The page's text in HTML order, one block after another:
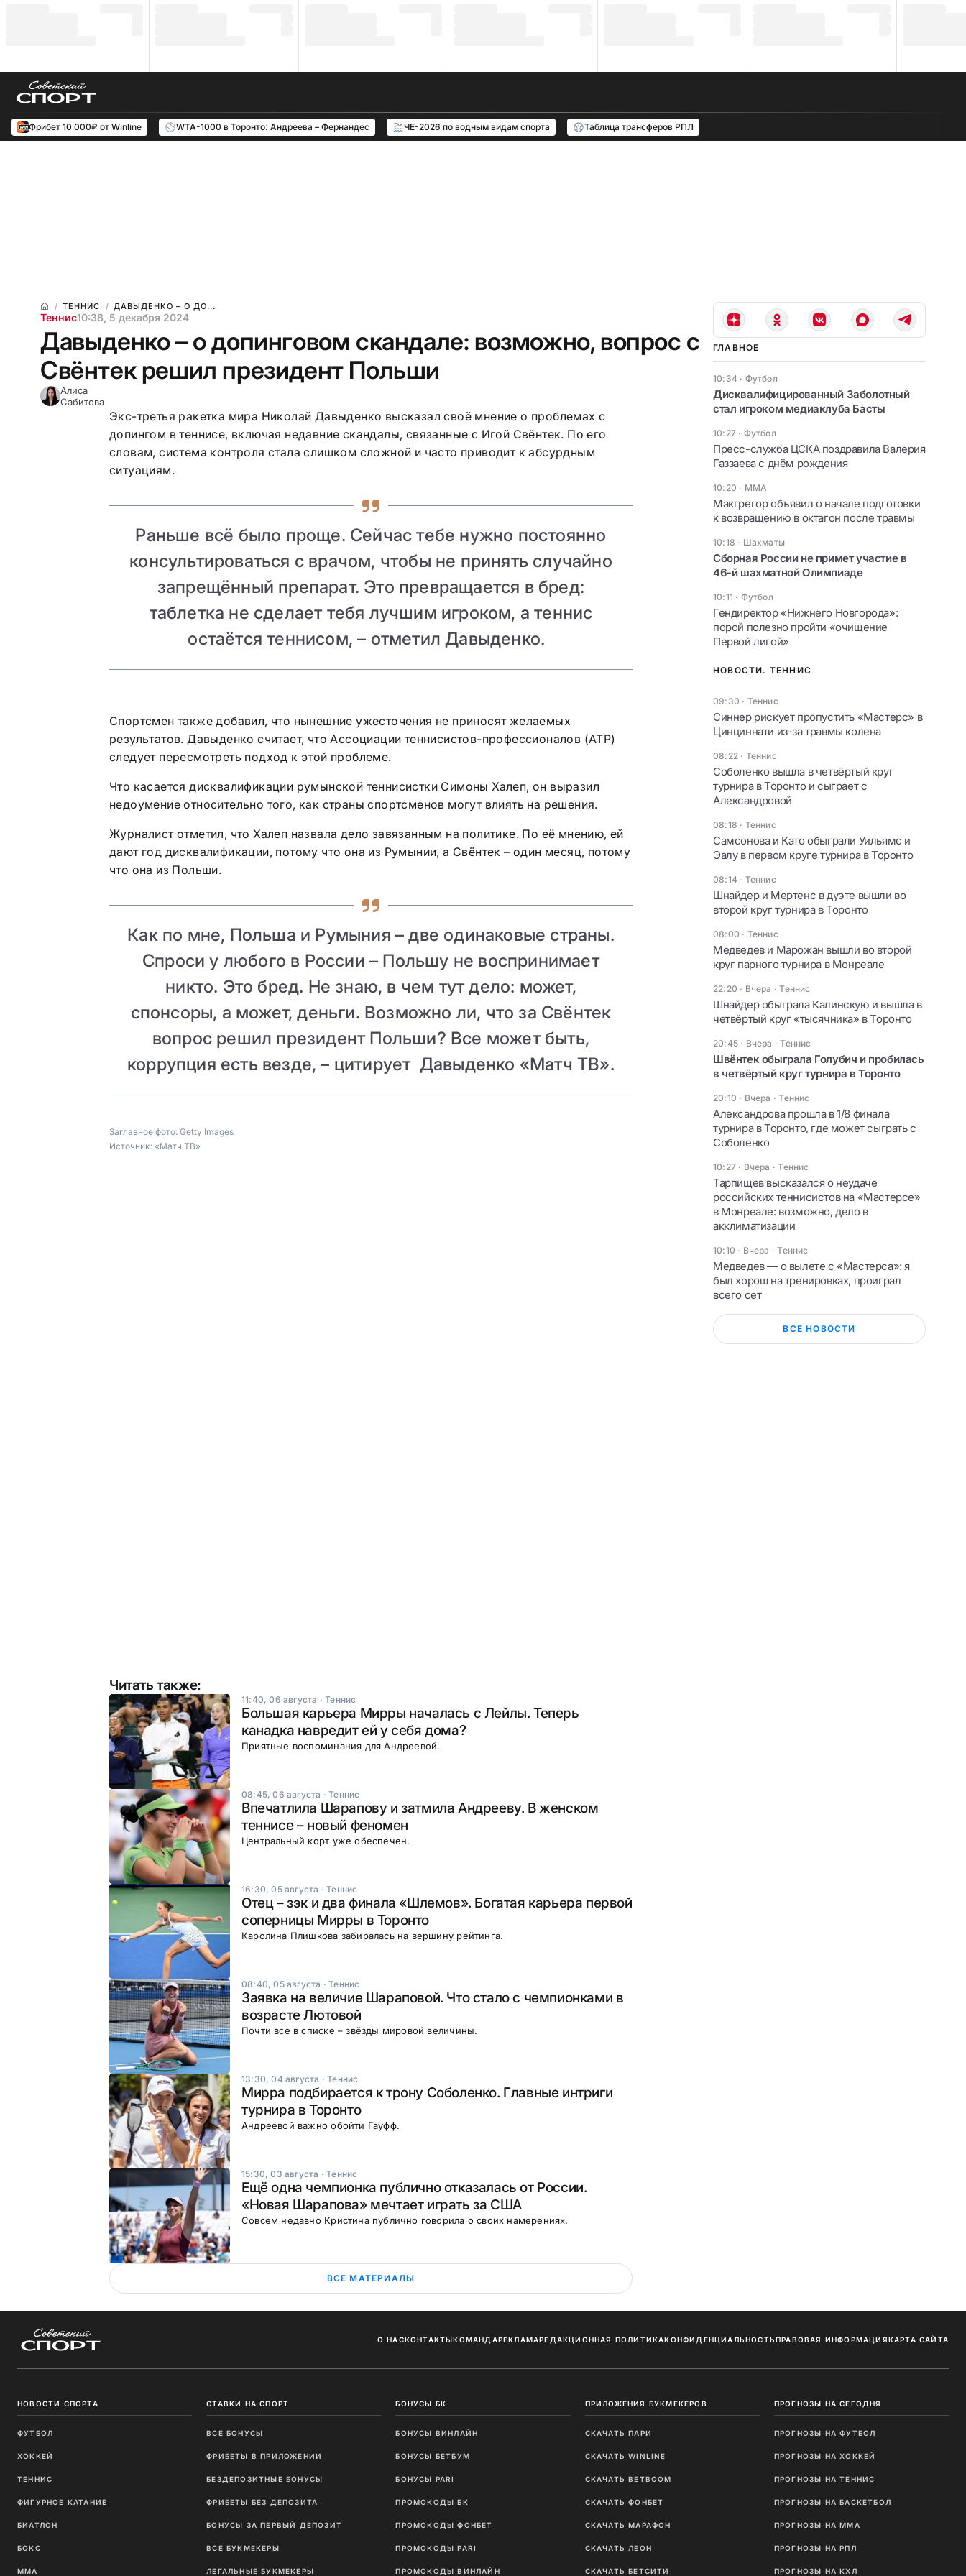
Фрибет 10 000₽ от Winline WTA-1000 в Торонто: Андреева – Фернандес ЧЕ-2026 по водным видам спорта Таблица трансферов РПЛ
ТЕННИС ДАВЫДЕНКО – О ДО...
Теннис10:38, 5 декабря 2024
Давыденко – о допинговом скандале: возможно, вопрос с
Свёнтек решил президент Польши
Алиса
Сабитова
Экс-третья ракетка мира Николай Давыденко высказал своё мнение о проблемах с
допингом в теннисе, включая недавние скандалы, связанные с Игой Свёнтек. По его
словам, система контроля стала слишком сложной и часто приводит к абсурдным
ситуациям.
Раньше всё было проще. Сейчас тебе нужно постоянно
консультироваться с врачом, чтобы не принять случайно
запрещённый препарат. Это превращается в бред:
таблетка не сделает тебя лучшим игроком, а теннис
остаётся теннисом, – отметил Давыденко.
Спортсмен также добавил, что нынешние ужесточения не приносят желаемых
результатов. Давыденко считает, что Ассоциации теннисистов-профессионалов (ATP)
следует пересмотреть подход к этой проблеме.
Что касается дисквалификации румынской теннисистки Симоны Халеп, он выразил
недоумение относительно того, как страны спортсменов могут влиять на решения.
Журналист отметил, что Халеп назвала дело завязанным на политике. По её мнению, ей
дают год дисквалификации, потому что она из Румынии, а Свёнтек – один месяц, потому
что она из Польши.
Как по мне, Польша и Румыния – две одинаковые страны.
Спроси у любого в России – Польшу не воспринимает
никто. Это бред. Не знаю, в чем тут дело: может,
спонсоры, а может, деньги. Возможно ли, что за Свёнтек
вопрос решил президент Польши? Все может быть,
коррупция есть везде, – цитирует Давыденко «Матч ТВ».
Заглавное фото: Getty Images
Источник: «Матч ТВ»
Читать также:
11:40, 06 августа ·Теннис
Большая карьера Мирры началась с Лейлы. Теперь
канадка навредит ей у себя дома?
Приятные воспоминания для Андреевой.
08:45, 06 августа ·Теннис
Впечатлила Шарапову и затмила Андрееву. В женском
теннисе – новый феномен
Центральный корт уже обеспечен.
16:30, 05 августа ·Теннис
Отец – зэк и два финала «Шлемов». Богатая карьера первой
соперницы Мирры в Торонто
Каролина Плишкова забиралась на вершину рейтинга.
08:40, 05 августа ·Теннис
Заявка на величие Шараповой. Что стало с чемпионками в
возрасте Лютовой
Почти все в списке – звёзды мировой величины.
13:30, 04 августа ·Теннис
Мирра подбирается к трону Соболенко. Главные интриги
турнира в Торонто
Андреевой важно обойти Гауфф.
15:30, 03 августа ·Теннис
Ещё одна чемпионка публично отказалась от России.
«Новая Шарапова» мечтает играть за США
Совсем недавно Кристина публично говорила о своих намерениях.
ВСЕ МАТЕРИАЛЫ
ГЛАВНОЕ
10:34 · Футбол
Дисквалифицированный Заболотный
стал игроком медиаклуба Басты
10:27 · Футбол
Пресс-служба ЦСКА поздравила Валерия
Газзаева с днём рождения
10:20 · ММА
Макгрегор объявил о начале подготовки
к возвращению в октагон после травмы
10:18 · Шахматы
Сборная России не примет участие в
46-й шахматной Олимпиаде
10:11 · Футбол
Гендиректор «Нижнего Новгорода»:
порой полезно пройти «очищение
Первой лигой»
НОВОСТИ. ТЕННИС
09:30 · Теннис
Синнер рискует пропустить «Мастерс» в
Цинциннати из-за травмы колена
08:22 · Теннис
Соболенко вышла в четвёртый круг
турнира в Торонто и сыграет с
Александровой
08:18 · Теннис
Самсонова и Като обыграли Уильямс и
Эалу в первом круге турнира в Торонто
08:14 · Теннис
Шнайдер и Мертенс в дуэте вышли во
второй круг турнира в Торонто
08:00 · Теннис
Медведев и Марожан вышли во второй
круг парного турнира в Монреале
22:20 · Вчера ·Теннис
Шнайдер обыграла Калинскую и вышла в
четвёртый круг «тысячника» в Торонто
20:45 · Вчера ·Теннис
Швёнтек обыграла Голубич и пробилась
в четвёртый круг турнира в Торонто
20:10 · Вчера ·Теннис
Александрова прошла в 1/8 финала
турнира в Торонто, где может сыграть с
Соболенко
10:27 · Вчера ·Теннис
Тарпищев высказался о неудаче
российских теннисистов на «Мастерсе»
в Монреале: возможно, дело в
акклиматизации
10:10 · Вчера ·Теннис
Медведев — о вылете с «Мастерса»: я
был хорош на тренировках, проиграл
всего сет
ВСЕ НОВОСТИ
О НАСКОНТАКТЫКОМАНДАРЕКЛАМАРЕДАКЦИОННАЯ ПОЛИТИКАКОНФИДЕНЦИАЛЬНОСТЬПРАВОВАЯ ИНФОРМАЦИЯКАРТА САЙТА
НОВОСТИ СПОРТА
ФУТБОЛ
ХОККЕЙ
ТЕННИС
ФИГУРНОЕ КАТАНИЕ
БИАТЛОН
БОКС
ММА
СТАВКИ НА СПОРТ
ВСЕ БОНУСЫ
ФРИБЕТЫ В ПРИЛОЖЕНИИ
БЕЗДЕПОЗИТНЫЕ БОНУСЫ
ФРИБЕТЫ БЕЗ ДЕПОЗИТА
БОНУСЫ ЗА ПЕРВЫЙ ДЕПОЗИТ
ВСЕ БУКМЕКЕРЫ
ЛЕГАЛЬНЫЕ БУКМЕКЕРЫ
БОНУСЫ БК
БОНУСЫ ВИНЛАЙН
БОНУСЫ БЕТБУМ
БОНУСЫ PARI
ПРОМОКОДЫ БК
ПРОМОКОДЫ ФОНБЕТ
ПРОМОКОДЫ PARI
ПРОМОКОДЫ ВИНЛАЙН
ПРИЛОЖЕНИЯ БУКМЕКЕРОВ
СКАЧАТЬ ПАРИ
СКАЧАТЬ WINLINE
СКАЧАТЬ BETBOOM
СКАЧАТЬ ФОНБЕТ
СКАЧАТЬ МАРАФОН
СКАЧАТЬ ЛЕОН
СКАЧАТЬ БЕТСИТИ
ПРОГНОЗЫ НА СЕГОДНЯ
ПРОГНОЗЫ НА ФУТБОЛ
ПРОГНОЗЫ НА ХОККЕЙ
ПРОГНОЗЫ НА ТЕННИС
ПРОГНОЗЫ НА БАСКЕТБОЛ
ПРОГНОЗЫ НА MMA
ПРОГНОЗЫ НА РПЛ
ПРОГНОЗЫ НА КХЛ